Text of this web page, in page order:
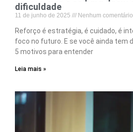
dificuldade
11 de junho de 2025 Nenhum comentário
Reforço é estratégia, é cuidado, é
foco no futuro. E se você ainda tem
5 motivos para entender
Leia mais »